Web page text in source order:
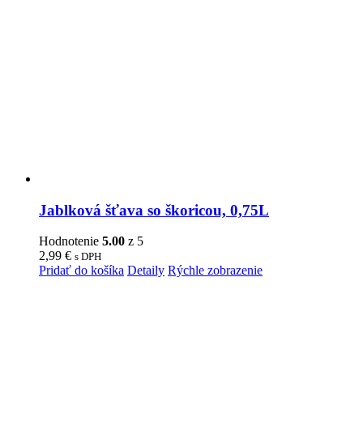
Jablková šťava so škoricou, 0,75L
Hodnotenie 5.00 z 5
2,99 € s DPH
Pridať do košíka Detaily Rýchle zobrazenie